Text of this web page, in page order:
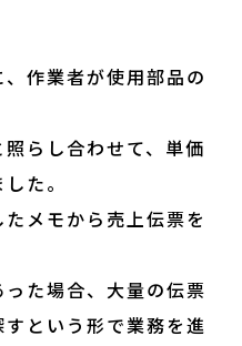
作業者が使用部品の
らし合わせて、単価
た。
メモから売上伝票を
た場合、大量の伝票
という形で業務を進